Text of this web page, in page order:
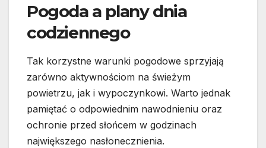
Pogoda a plany dnia
codziennego
Tak korzystne warunki pogodowe sprzyjają
zarówno aktywnościom na świeżym
powietrzu, jak i wypoczynkowi. Warto jednak
pamiętać o odpowiednim nawodnieniu oraz
ochronie przed słońcem w godzinach
największego nasłonecznienia.